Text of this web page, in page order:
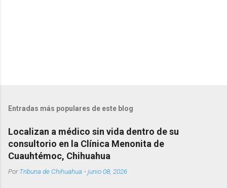
Entradas más populares de este blog
Localizan a médico sin vida dentro de su
consultorio en la Clínica Menonita de
Cuauhtémoc, Chihuahua
PorTribuna de Chihuahua -junio 08, 2026